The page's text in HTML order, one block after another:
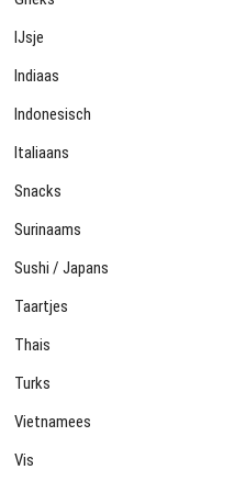
IJsje
Indiaas
Indonesisch
Italiaans
Snacks
Surinaams
Sushi / Japans
Taartjes
Thais
Turks
Vietnamees
Vis